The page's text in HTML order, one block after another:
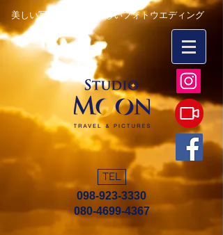
美しい写真を永遠に 楽しいフォトウエディング
TEL
098-923-3330
080-4699-4367